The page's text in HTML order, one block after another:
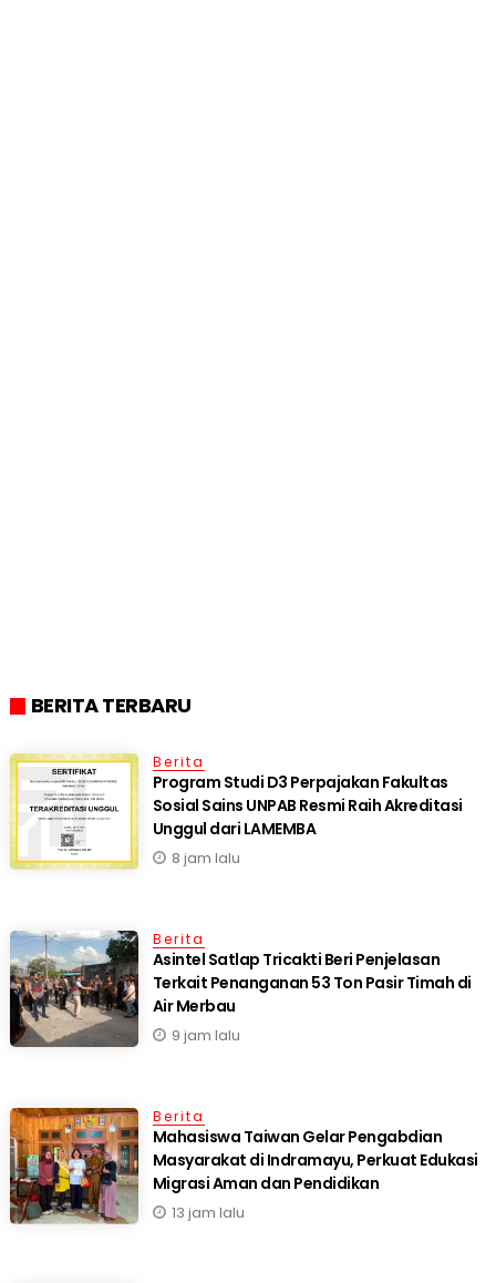
BERITA TERBARU
Berita
Program Studi D3 Perpajakan Fakultas
Sosial Sains UNPAB Resmi Raih Akreditasi
Unggul dari LAMEMBA
8 jam lalu
Berita
Asintel Satlap Tricakti Beri Penjelasan
Terkait Penanganan 53 Ton Pasir Timah di
Air Merbau
9 jam lalu
Berita
Mahasiswa Taiwan Gelar Pengabdian
Masyarakat di Indramayu, Perkuat Edukasi
Migrasi Aman dan Pendidikan
13 jam lalu